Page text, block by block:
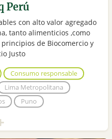
Perú
con alto valor agregado
tanto alimenticios ,como
de Biocomercio y
Justo
Consumo responsable
Lima Metropolitana
Puno